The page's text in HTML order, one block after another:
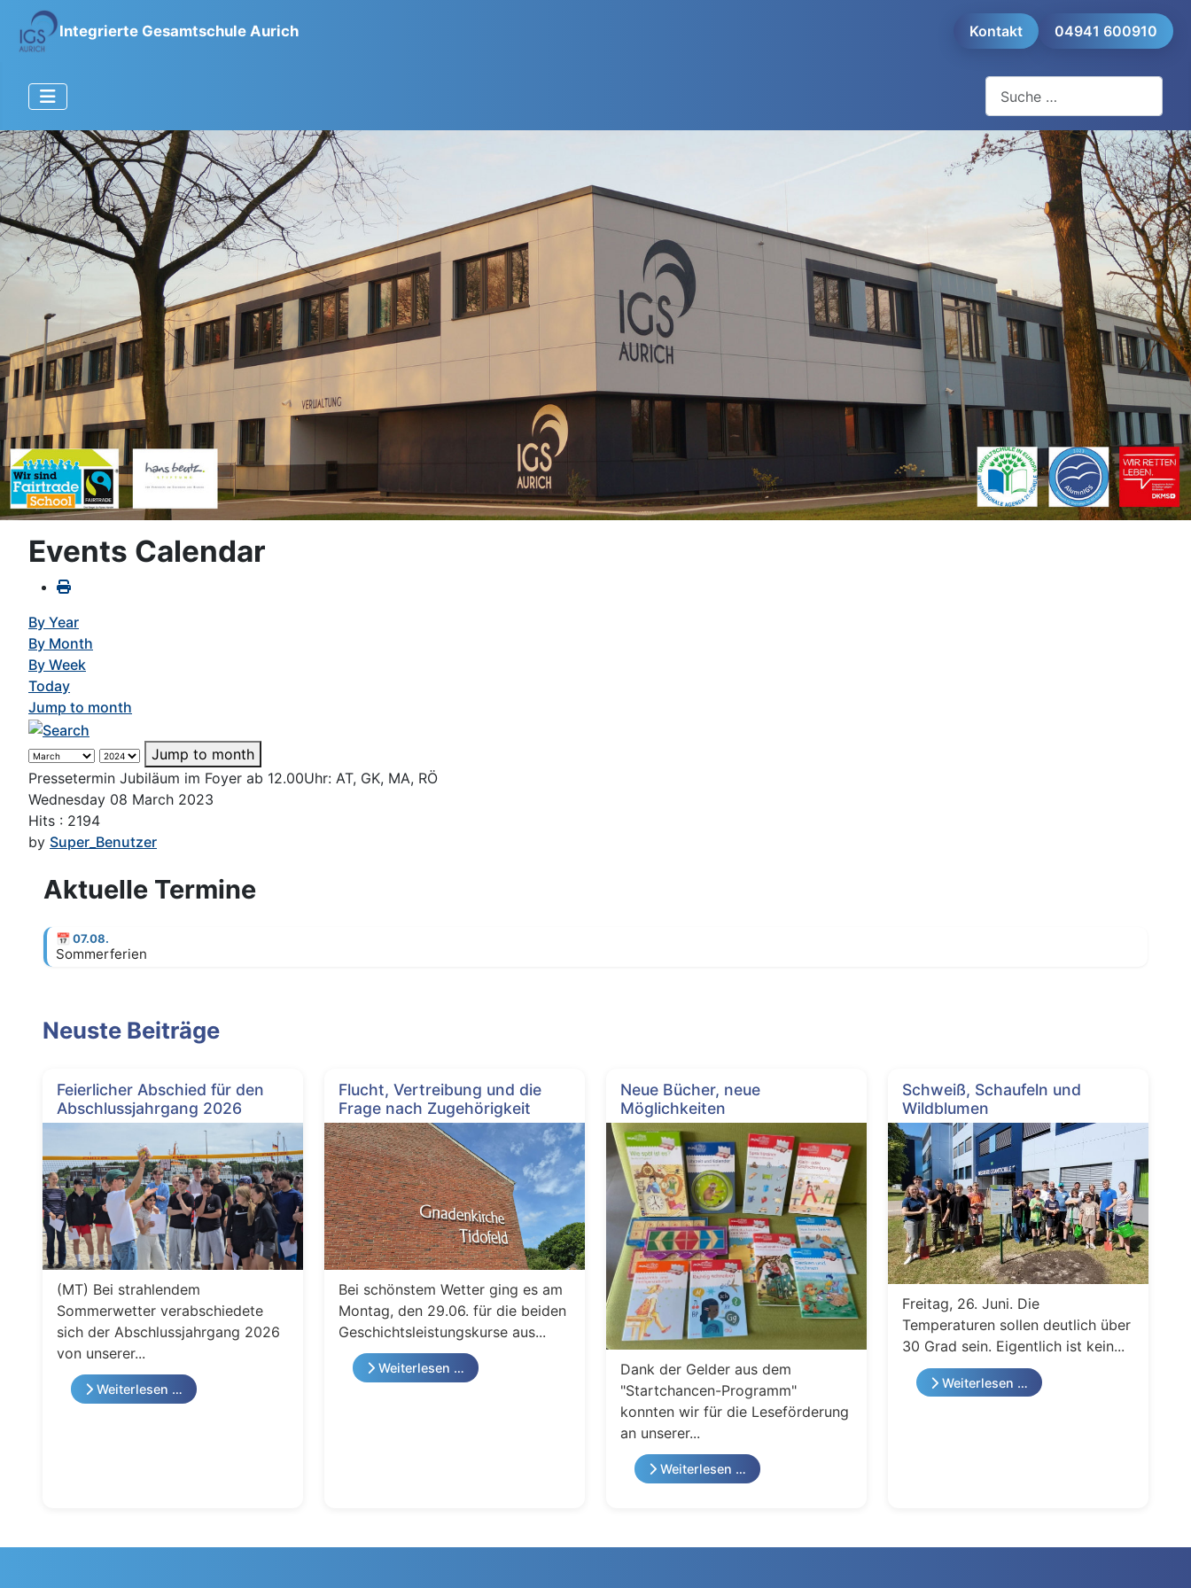
Integrierte Gesamtschule Aurich Kontakt 04941 600910
Events Calendar
By Year
By Month
By Week
Today
Jump to month
Jump to month
Pressetermin Jubiläum im Foyer ab 12.00Uhr: AT, GK, MA, RÖ
Wednesday 08 March 2023
Hits : 2194
by Super_Benutzer
Aktuelle Termine
📅 07.08.
Sommerferien
Neuste Beiträge
Feierlicher Abschied für den
Abschlussjahrgang 2026
(MT) Bei strahlendem
Sommerwetter verabschiedete
sich der Abschlussjahrgang 2026
von unserer...
Weiterlesen …
Flucht, Vertreibung und die
Frage nach Zugehörigkeit
Bei schönstem Wetter ging es am
Montag, den 29.06. für die beiden
Geschichtsleistungskurse aus...
Weiterlesen …
Neue Bücher, neue
Möglichkeiten
Dank der Gelder aus dem
"Startchancen-Programm"
konnten wir für die Leseförderung
an unserer...
Weiterlesen …
Schweiß, Schaufeln und
Wildblumen
Freitag, 26. Juni. Die
Temperaturen sollen deutlich über
30 Grad sein. Eigentlich ist kein...
Weiterlesen …